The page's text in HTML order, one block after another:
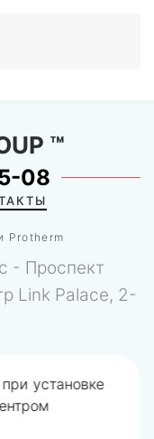
Protherm
™
08
- Проспект
Link Palace, 2-
установке